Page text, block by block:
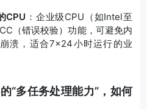
CPU ：企业级CPU（如Intel至
（错误校验）功能，可避免内
溃，适合7×24小时运行的业
“多任务处理能力”，如何